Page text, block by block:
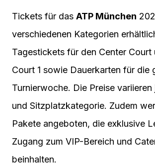
Tickets für das ATP München
verschiedenen Kategorien
Tagestickets für den Center Court
Court 1 sowie Dauerkarten für die
Turnierwoche. Die Preise variieren
und Sitzplatzkategorie. Zudem
Pakete angeboten, die exklusive
Zugang zum VIP-Bereich und
beinhalten.